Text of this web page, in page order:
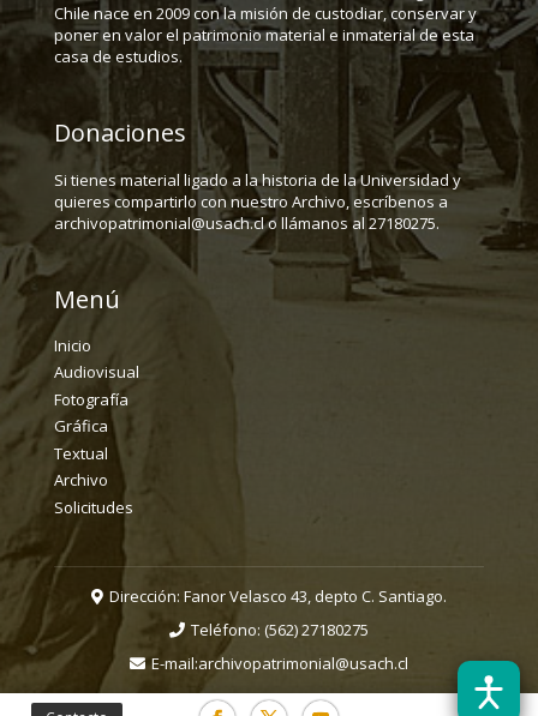
Chile nace en 2009 con la misión de custodiar, conservar y
poner en valor el patrimonio material e inmaterial de esta
casa de estudios.
Donaciones
Si tienes material ligado a la historia de la Universidad y
quieres compartirlo con nuestro Archivo, escríbenos a
archivopatrimonial@usach.cl o llámanos al 27180275.
Menú
Inicio
Audiovisual
Fotografía
Gráfica
Textual
Archivo
Solicitudes
Dirección: Fanor Velasco 43, depto C. Santiago.
Teléfono: (562) 27180275
E-mail:archivopatrimonial@usach.cl